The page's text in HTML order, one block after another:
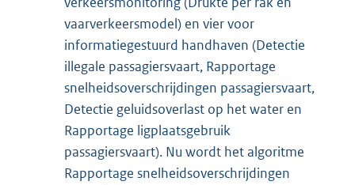
vaarverkeersmodel) en vier voor
informatiegestuurd handhaven (Detectie
illegale passagiersvaart, Rapportage
snelheidsoverschrijdingen passagiersvaart,
Detectie geluidsoverlast op het water en
Rapportage ligplaatsgebruik
passagiersvaart). Nu wordt het algoritme
Rapportage snelheidsoverschrijdingen